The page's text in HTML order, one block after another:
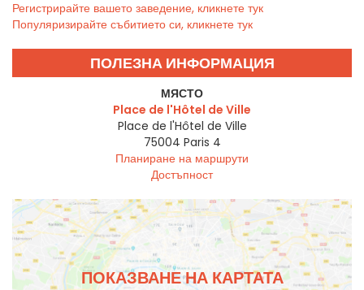
Регистрирайте вашето заведение, кликнете тук
Популяризирайте събитието си, кликнете тук
ПОЛЕЗНА ИНФОРМАЦИЯ
МЯСТО
Place de l'Hôtel de Ville
Place de l'Hôtel de Ville
75004 Paris 4
Планиране на маршрути
Достъпност
ПОКАЗВАНЕ НА КАРТАТА